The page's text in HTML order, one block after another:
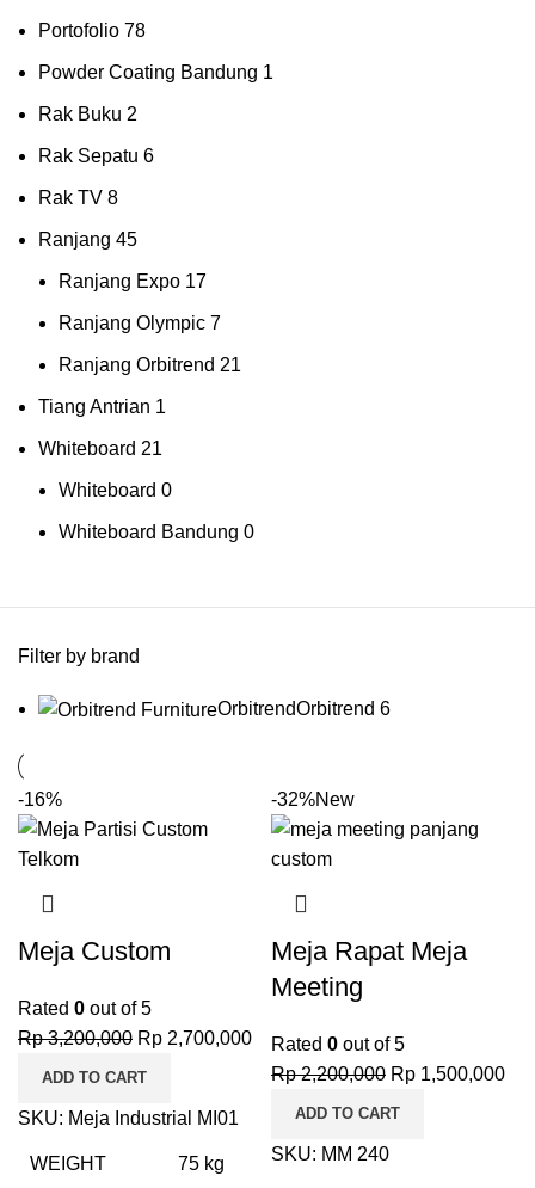
Portofolio 78
Powder Coating Bandung 1
Rak Buku 2
Rak Sepatu 6
Rak TV 8
Ranjang 45
Ranjang Expo 17
Ranjang Olympic 7
Ranjang Orbitrend 21
Tiang Antrian 1
Whiteboard 21
Whiteboard 0
Whiteboard Bandung 0
Filter by brand
OrbitrendOrbitrend 6
-16%
Meja Custom
Rated 0 out of 5
Rp3,200,000 Original
price
Rp 3,200,000.
Rp 2,700,000Current
price
ADD TO CART
SKU: Meja Industrial MI01
WEIGHT 75 kg
-32%New
Meja Rapat Meja
Meeting
Rated 0 out of 5
Rp2,200,000 Original
price
Rp 1,500,000
ADD TO CART
SKU: MM 240